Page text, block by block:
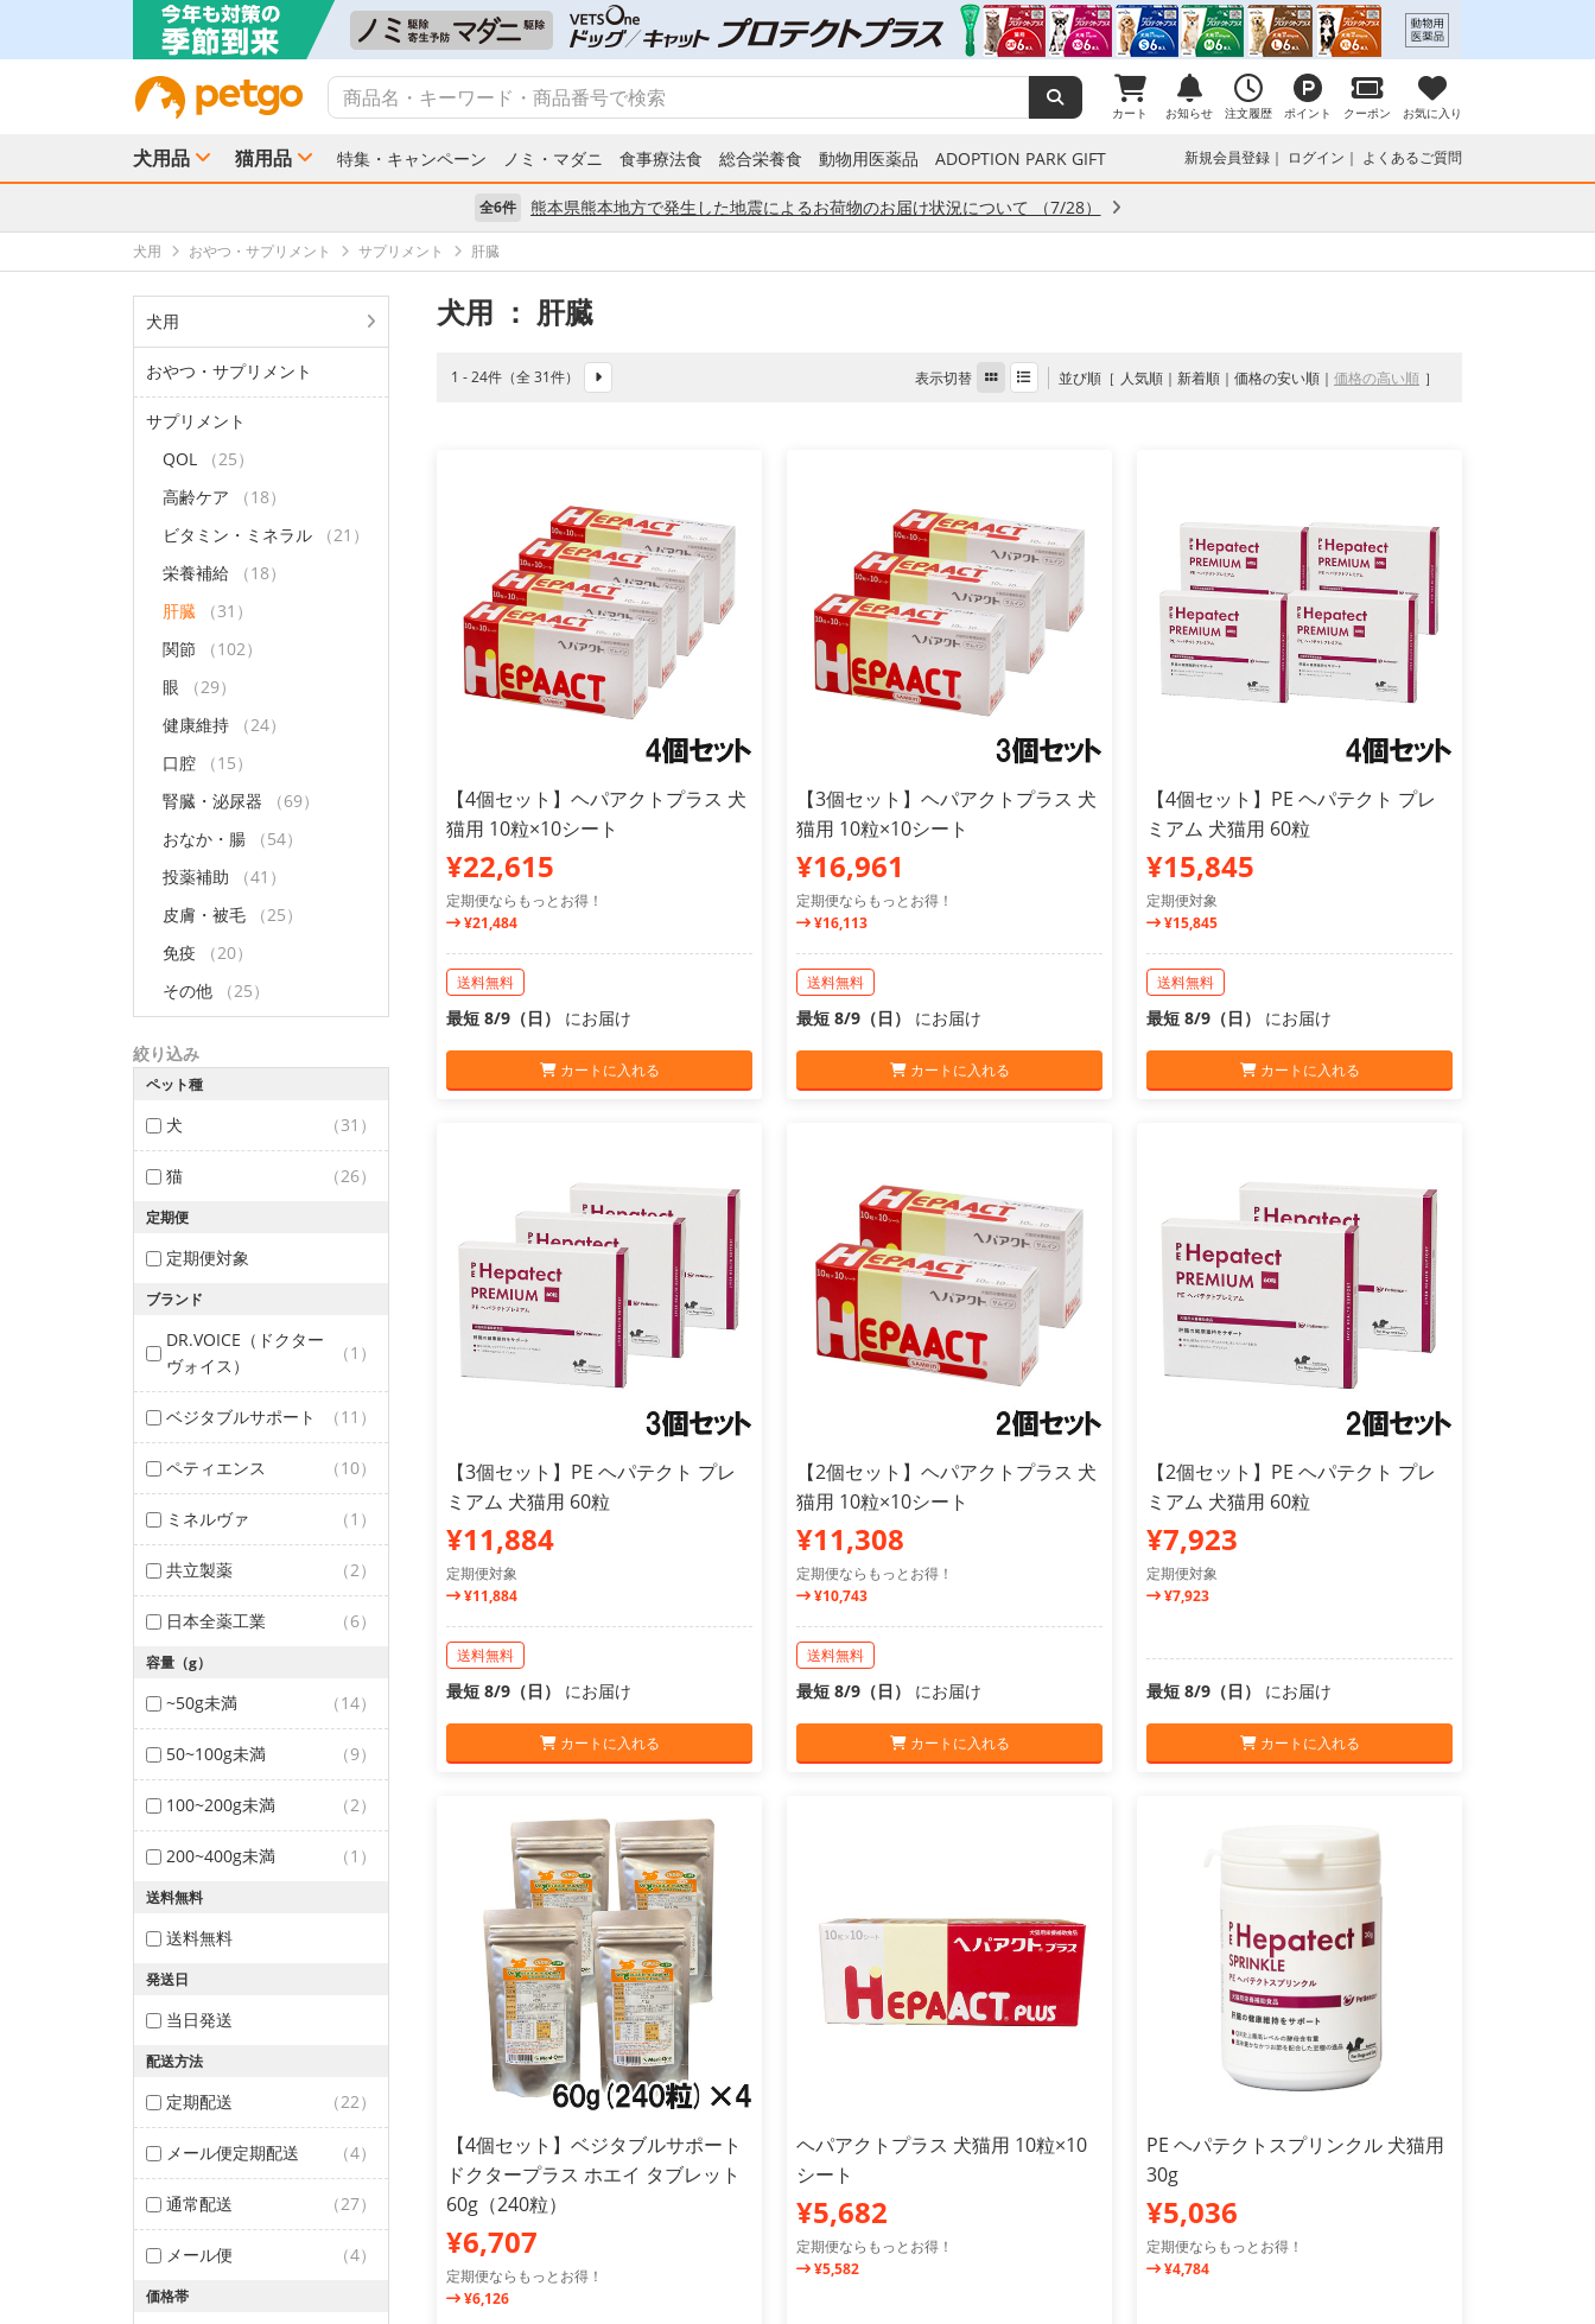
カート お知らせ 注文履歴 ポイント クーポン お気に入り
犬用品 猫用品 特集・キャンペーン ノミ・マダニ 食事療法食 総合栄養食 動物用医薬品 ADOPTION PARK GIFT 新規会員登録 ログイン よくあるご質問
全6件 熊本県熊本地方で発生した地震によるお荷物のお届け状況について （7/28）
犬用 おやつ・サプリメント サプリメント 肝臓
犬用
おやつ・サプリメント
サプリメント
QOL
（25）
高齢ケア
（18）
ビタミン・ミネラル
（21）
栄養補給
（18）
肝臓
（31）
関節
（102）
眼
（29）
健康維持
（24）
口腔
（15）
腎臓・泌尿器
（69）
おなか・腸
（54）
投薬補助
（41）
皮膚・被毛
（25）
免疫
（20）
その他
（25）
絞り込み
ペット種
犬 （31）
猫 （26）
定期便
定期便対象
ブランド
DR.VOICE（ドクター
ヴォイス）
（1）
ベジタブルサポート （11）
ペティエンス （10）
ミネルヴァ （1）
共立製薬 （2）
日本全薬工業 （6）
容量（g）
~50g未満 （14）
50~100g未満 （9）
100~200g未満 （2）
200~400g未満 （1）
送料無料
送料無料
発送日
当日発送
配送方法
定期配送 （22）
メール便定期配送 （4）
通常配送 （27）
メール便 （4）
価格帯
犬用 ： 肝臓
1 - 24件（全 31件） 表示切替 並び順 人気順 新着順 価格の安い順 価格の高い順
【4個セット】ヘパアクトプラス 犬
猫用 10粒×10シート
¥22,615
定期便ならもっとお得！
¥21,484
送料無料
最短 8/9（日） にお届け
カートに入れる
【3個セット】ヘパアクトプラス 犬
猫用 10粒×10シート
¥16,961
定期便ならもっとお得！
¥16,113
送料無料
最短 8/9（日） にお届け
カートに入れる
【4個セット】PE ヘパテクト プレ
ミアム 犬猫用 60粒
¥15,845
定期便対象
¥15,845
送料無料
最短 8/9（日） にお届け
カートに入れる
【3個セット】PE ヘパテクト プレ
ミアム 犬猫用 60粒
¥11,884
定期便対象
¥11,884
送料無料
最短 8/9（日） にお届け
カートに入れる
【2個セット】ヘパアクトプラス 犬
猫用 10粒×10シート
¥11,308
定期便ならもっとお得！
¥10,743
送料無料
最短 8/9（日） にお届け
カートに入れる
【2個セット】PE ヘパテクト プレ
ミアム 犬猫用 60粒
¥7,923
定期便対象
¥7,923
最短 8/9（日） にお届け
カートに入れる
【4個セット】ベジタブルサポート
ドクタープラス ホエイ タブレット
60g（240粒）
¥6,707
定期便ならもっとお得！
¥6,126
ヘパアクトプラス 犬猫用 10粒×10
シート
¥5,682
定期便ならもっとお得！
¥5,582
PE ヘパテクトスプリンクル 犬猫用
30g
¥5,036
定期便ならもっとお得！
¥4,784